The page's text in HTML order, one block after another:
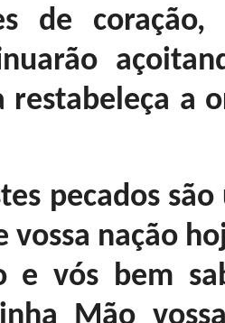
de
restabeleça a
pecados
vossa nação
e vós bem